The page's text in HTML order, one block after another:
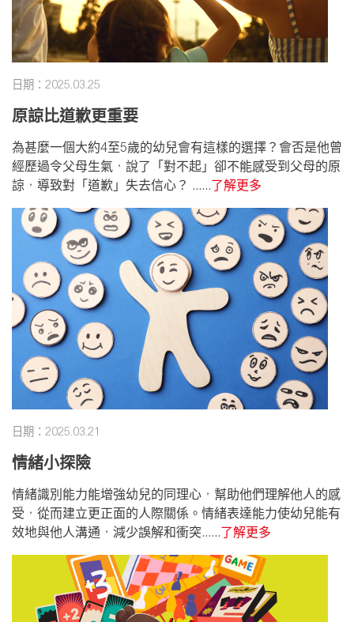
日期：2025.03.25
原諒比道歉更重要
為甚麼一個大約4至5歲的幼兒會有這樣的選擇？會否是他曾
經歷過令父母生氣，說了「對不起」卻不能感受到父母的原
諒，導致對「道歉」失去信心？ ......了解更多
日期：2025.03.21
情緒小探險
情緒識別能力能增強幼兒的同理心，幫助他們理解他人的感
受，從而建立更正面的人際關係。情緒表達能力使幼兒能有
效地與他人溝通，減少誤解和衝突......了解更多